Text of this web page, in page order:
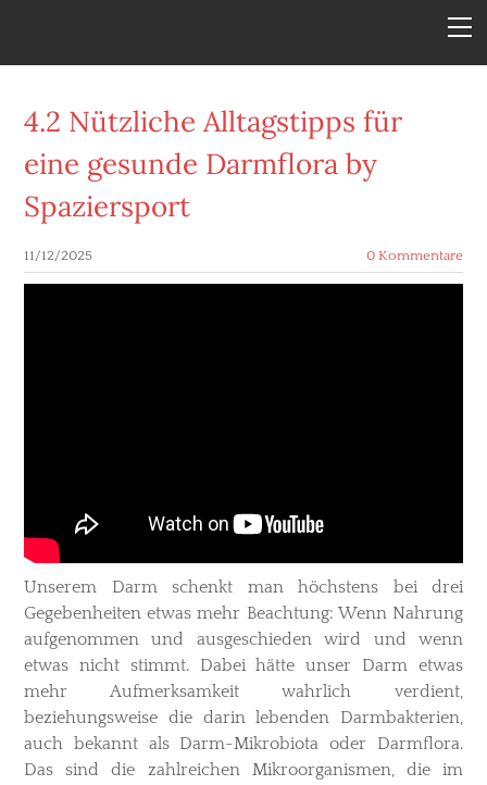
4.2 Nützliche Alltagstipps für
eine gesunde Darmflora by
Spaziersport
11/12/2025 0 Kommentare
Unserem Darm schenkt man höchstens bei drei
Gegebenheiten etwas mehr Beachtung: Wenn Nahrung
aufgenommen und ausgeschieden wird und wenn
etwas nicht stimmt. Dabei hätte unser Darm etwas
mehr Aufmerksamkeit wahrlich verdient,
beziehungsweise die darin lebenden Darmbakterien,
auch bekannt als Darm-Mikrobiota oder Darmflora.
Das sind die zahlreichen Mikroorganismen, die im
LUST AUF NOCH MEHR?
SPAZIERSPORT FÜR KINDER
DOWNLOADBEREICH